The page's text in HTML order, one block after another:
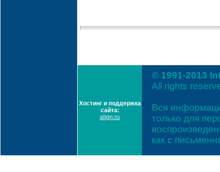
Хостинг и поддержка
сайта:
allgn.ru
© 1991-2013
All rights
Вся
только для
как с